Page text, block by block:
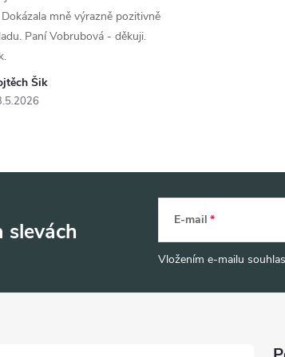
Šik
mně výrazně pozitivně
Paní Vobrubová - děkuji.
slevách E-mail
Vložením e-mailu